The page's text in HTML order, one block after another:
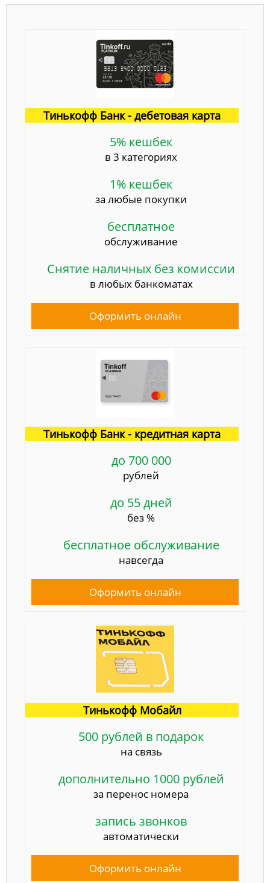
Тинькофф Банк - дебетовая карта
5% кешбек
в 3 категориях
1% кешбек
за любые покупки
бесплатное
обслуживание
Снятие наличных без комиссии
в любых банкоматах
Оформить онлайн
Тинькофф Банк - кредитная карта
до 700 000
рублей
до 55 дней
без %
бесплатное обслуживание
навсегда
Оформить онлайн
Тинькофф Мобайл
500 рублей в подарок
на связь
дополнительно 1000 рублей
за перенос номера
запись звонков
автоматически
Оформить онлайн